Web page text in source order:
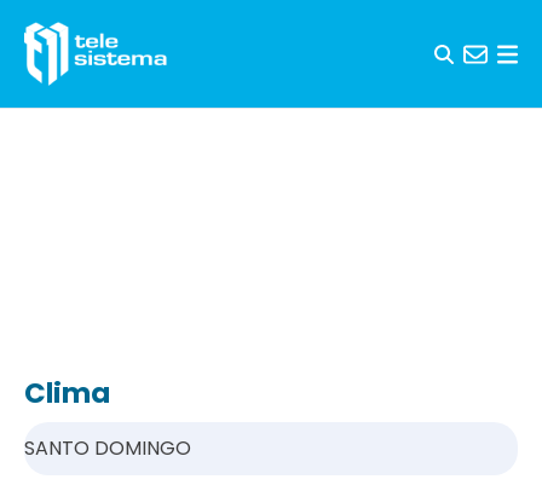
Clima
SANTO DOMINGO